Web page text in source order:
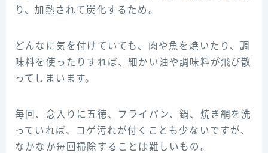
り、加熱されて炭化するため。
どんなに気を付けていても、肉や魚を焼いたり、調
味料を使ったりすれば、細かい油や調味料が飛び散
ってしまいます。
毎回、念入りに五徳、フライパン、鍋、焼き網を洗
っていれば、コゲ汚れが付くことも少ないですが、
なかなか毎回掃除することは難しいもの。